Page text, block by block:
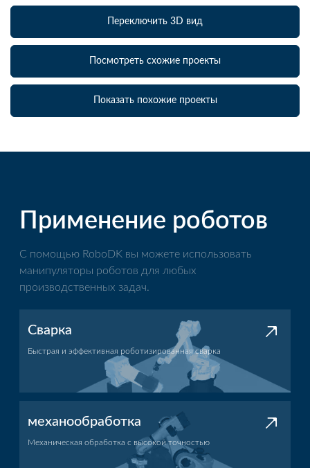
Переключить 3D вид
Посмотреть схожие проекты
Показать похожие проекты
Применение роботов
С помощью RoboDK вы можете использовать
манипуляторы роботов для любых
производственных задач.
Сварка
Быстрая и эффективная роботизированная сварка
Применение сварки
механообработка
Механическая обработка с высокой точностью